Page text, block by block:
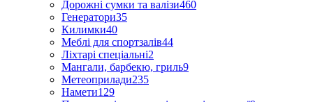
Дорожні сумки та валізи460
Генератори35
Килимки40
Меблі для спортзалів44
Ліхтарі спеціальні2
Мангали, барбекю, гриль9
Метеоприлади235
Намети129